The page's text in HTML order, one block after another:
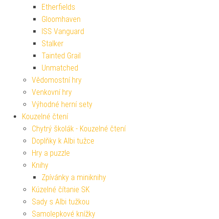
Etherfields
Gloomhaven
ISS Vanguard
Stalker
Tainted Grail
Unmatched
Vědomostní hry
Venkovní hry
Výhodné herní sety
Kouzelné čtení
Chytrý školák - Kouzelné čtení
Doplňky k Albi tužce
Hry a puzzle
Knihy
Zpívánky a miniknihy
Kúzelné čítanie SK
Sady s Albi tužkou
Samolepkové knížky